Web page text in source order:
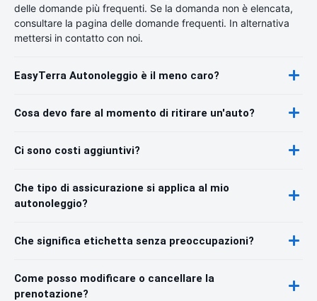
delle domande più frequenti. Se la domanda non è elencata,
consultare la pagina delle domande frequenti. In alternativa
mettersi in contatto con noi.
EasyTerra Autonoleggio è il meno caro?
Cosa devo fare al momento di ritirare un'auto?
Ci sono costi aggiuntivi?
Che tipo di assicurazione si applica al mio
autonoleggio?
Che significa etichetta senza preoccupazioni?
Come posso modificare o cancellare la
prenotazione?